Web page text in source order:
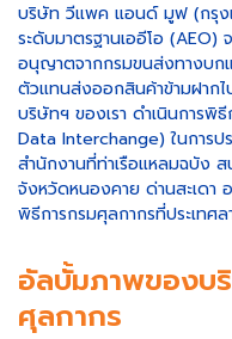
บริษัท วีแพค แอนด์ มูฟ (กรุง
ระดับมาตรฐานเออีโอ
อนุญาตจากกรมขนส่งทางบกแ
ตัวแทนส่งออกสินค้าข้ามฝากไ
บริษัทฯ ของเรา ดำเนินการพิ
Data Interchange) ในการป
สำนักงานที่ท่าเรือแหลมฉบัง
จังหวัดหนองคาย ด่านสะเดา
พิธีการกรมศุลกากรที่ประเทศ
อัลบั้มภาพของบ
ศุลกากร